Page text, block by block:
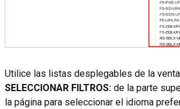
Utilice las listas desplegables de la
SELECCIONAR FILTROS: de la parte
la página para seleccionar el idioma